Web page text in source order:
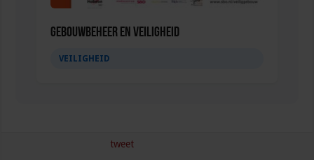
Gebouwbeheer en veiligheid
VEILIGHEID
tweet